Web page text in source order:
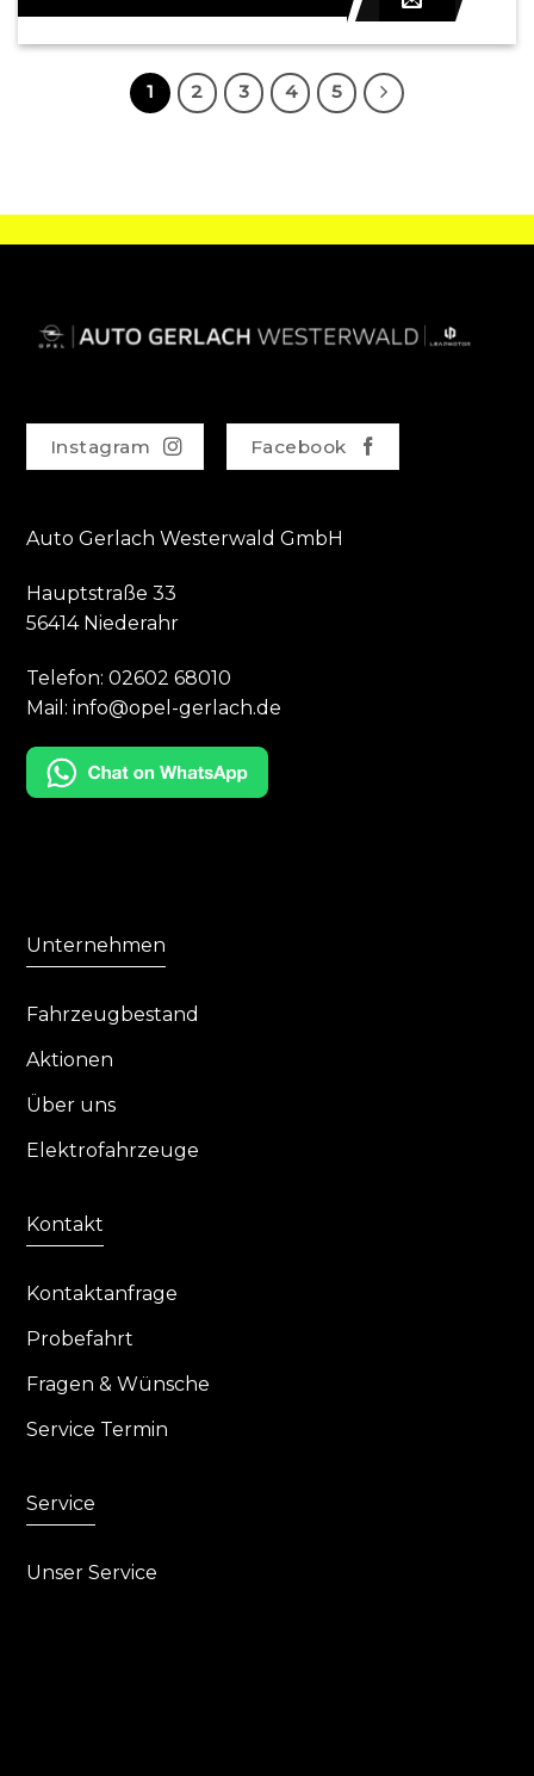
1 2 3 4 5
Instagram Facebook
Auto Gerlach Westerwald GmbH
Hauptstraße 33
56414 Niederahr
Telefon:02602 68010
Mail: info@opel-gerlach.de
Unternehmen
Fahrzeugbestand
Aktionen
Über uns
Elektrofahrzeuge
Kontakt
Kontaktanfrage
Probefahrt
Fragen & Wünsche
Service Termin
Service
Unser Service